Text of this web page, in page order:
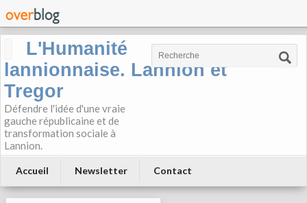
L'Humanité
lannionnaise. Lannion et
Tregor
Défendre l'idée d'une vraie
gauche républicaine et de
transformation sociale à
Lannion.
Accueil Newsletter Contact